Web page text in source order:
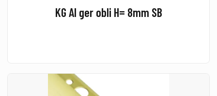
KG Al ger obli H= 8mm SB